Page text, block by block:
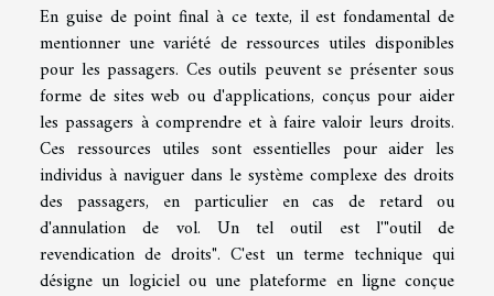
En guise de point final à ce texte, il est fondamental de
mentionner une variété de ressources utiles disponibles
pour les passagers. Ces outils peuvent se présenter sous
forme de sites web ou d'applications, conçus pour aider
les passagers à comprendre et à faire valoir leurs droits.
Ces ressources utiles sont essentielles pour aider les
individus à naviguer dans le système complexe des droits
des passagers, en particulier en cas de retard ou
d'annulation de vol. Un tel outil est l'"outil de
revendication de droits". C'est un terme technique qui
désigne un logiciel ou une plateforme en ligne conçue